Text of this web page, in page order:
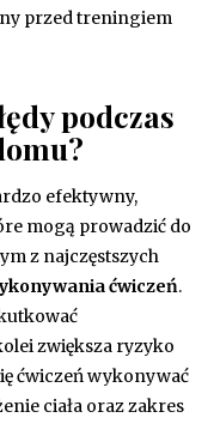
przed treningiem
podczas
efektywny,
mogą prowadzić do
z najczęstszych
ćwiczeń.
zwiększa ryzyko
ćwiczeń wykonywać
ciała oraz zakres